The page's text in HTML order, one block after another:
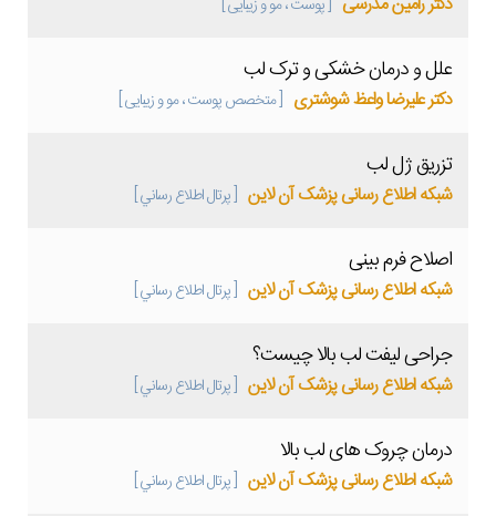
[ پوست ، مو و زیبایی ]
علل و درمان خشکی و ترک لب
دکتر علیرضا واعظ شوشتری [ متخصص پوست ، مو و زیبایی ]
تزریق ژل لب
شبکه اطلاع رسانی پزشک آن لاین [ پرتال اطلاع رساني ]
اصلاح فرم بینی
شبکه اطلاع رسانی پزشک آن لاین [ پرتال اطلاع رساني ]
جراحی لیفت لب بالا چیست؟
شبکه اطلاع رسانی پزشک آن لاین [ پرتال اطلاع رساني ]
درمان چروک های لب بالا
شبکه اطلاع رسانی پزشک آن لاین [ پرتال اطلاع رساني ]